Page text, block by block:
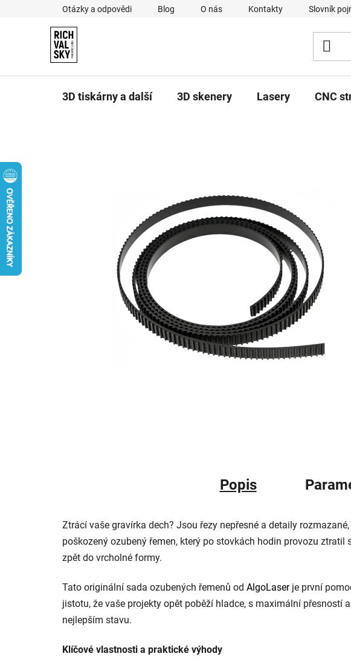
Otázky a odpovědi Blog O nás Kontakty Slovník
3D tiskárny a další 3D skenery Lasery CNC
Popis
Ztrácí vaše gravírka dech? Jsou řezy nepřesné a detaily
poškozený ozubený řemen, který po stovkách hodin provozu
zpět do vrcholné formy.
Tato originální sada ozubených řemenů od AlgoLaserje první
jistotu, že vaše projekty opět poběží hladce, s maximální
nejlepším stavu.
Klíčové vlastnosti a praktické výhody